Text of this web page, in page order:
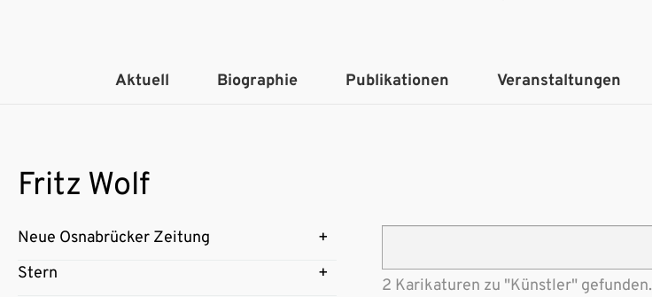
Aktuell Biographie Publikationen Veranstaltungen
Fritz Wolf
Neue Osnabrücker Zeitung
Stern
2 Karikaturen zu "Künstler" gefunden.